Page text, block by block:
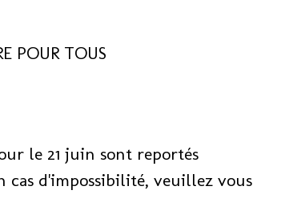
POUR TOUS
le 21 juin sont reportés
d'impossibilité, veuillez vous